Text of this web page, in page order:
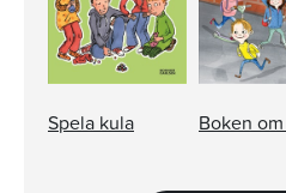
Spela kula